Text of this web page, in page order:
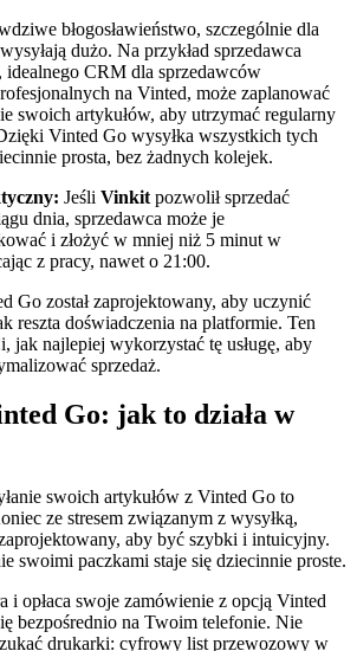
błogosławieństwo, szczególnie dla
dużo. Na przykład sprzedawca
, idealnego CRM dla sprzedawców
na Vinted, może zaplanować
swoich artykułów, aby utrzymać regularny
Vinted Go wysyłka wszystkich tych
prosta, bez żadnych kolejek.
Jeśli Vinkit pozwolił sprzedać
dnia, sprzedawca może je
i złożyć w mniej niż 5 minut w
z pracy, nawet o 21:00.
Go został zaprojektowany, aby uczynić
reszta doświadczenia na platformie. Ten
jak najlepiej wykorzystać tę usługę, aby
sprzedaż.
Go: jak to działa w
swoich artykułów z Vinted Go to
ze stresem związanym z wysyłką,
aby być szybki i intuicyjny.
swoimi paczkami staje się dziecinnie proste.
i opłaca swoje zamówienie z opcją Vinted
bezpośrednio na Twoim telefonie. Nie
drukarki: cyfrowy list przewozowy w